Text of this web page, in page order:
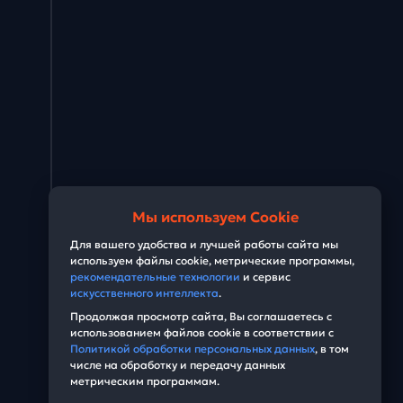
Мы используем Cookie
Для вашего удобства и лучшей работы сайта мы
используем файлы cookie, метрические программы,
рекомендательные технологии и сервис
искусственного интеллекта.
Продолжая просмотр сайта, Вы соглашаетесь с
использованием файлов cookie в соответствии с
Политикой обработки персональных данных, в том
числе на обработку и передачу данных
метрическим программам.